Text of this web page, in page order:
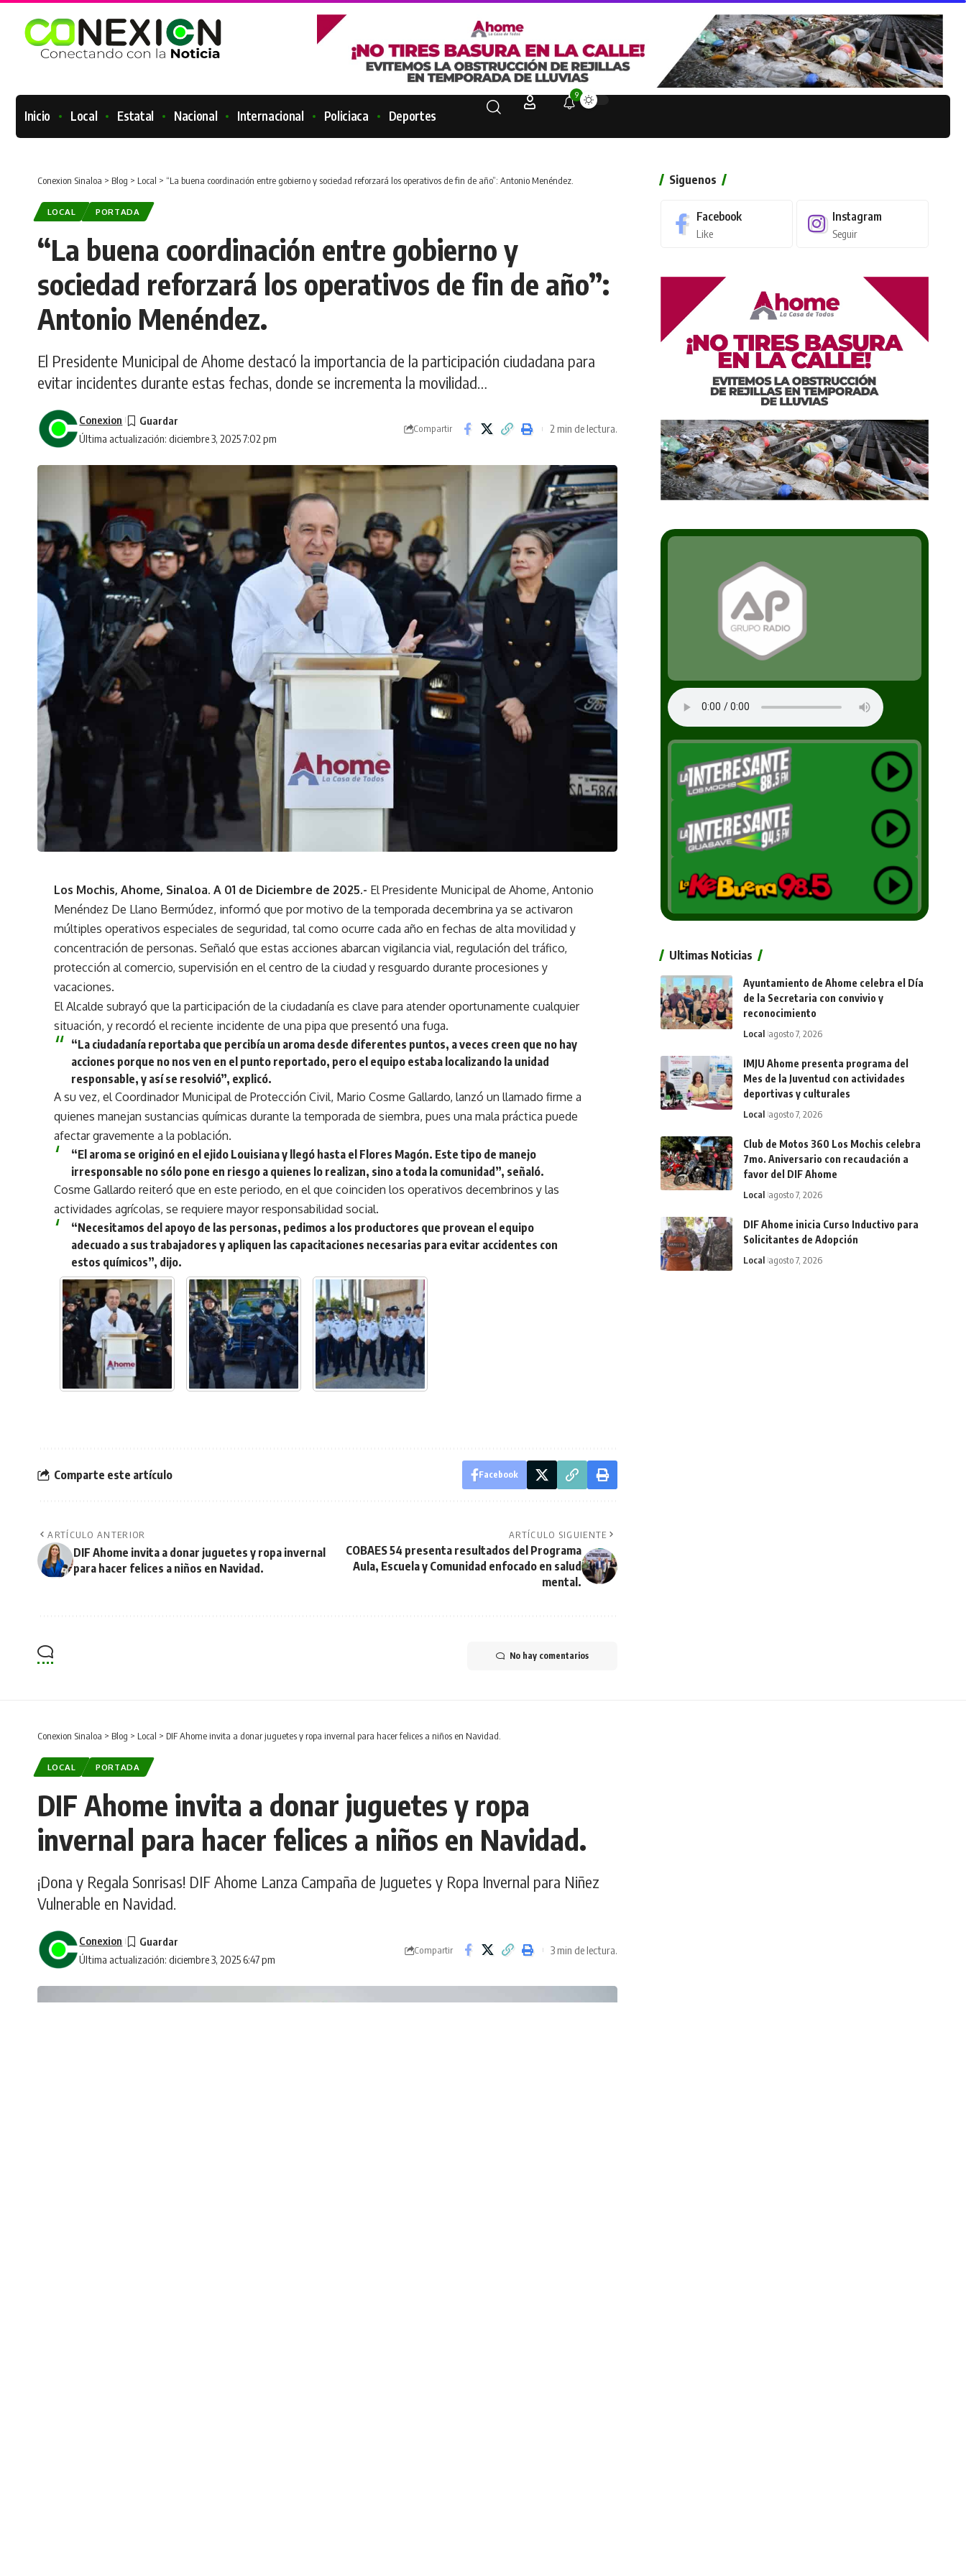
Inicio Local Estatal Nacional Internacional Policiaca Deportes
9
Conexion Sinaloa > Blog > Local > “La buena coordinación entre gobierno y sociedad reforzará los operativos de fin de año”: Antonio Menéndez.
LOCAL PORTADA
“La buena coordinación entre gobierno y
sociedad reforzará los operativos de fin de año”:
Antonio Menéndez.
El Presidente Municipal de Ahome destacó la importancia de la participación ciudadana para
evitar incidentes durante estas fechas, donde se incrementa la movilidad…
Última actualización: diciembre 3, 2025 7:02 pm
Conexion
Compartir 2 min de lectura.
Los Mochis, Ahome, Sinaloa. A 01 de Diciembre de 2025.- El Presidente Municipal de Ahome, Antonio
Menéndez De Llano Bermúdez, informó que por motivo de la temporada decembrina ya se activaron
múltiples operativos especiales de seguridad, tal como ocurre cada año en fechas de alta movilidad y
concentración de personas. Señaló que estas acciones abarcan vigilancia vial, regulación del tráfico,
protección al comercio, supervisión en el centro de la ciudad y resguardo durante procesiones y
vacaciones.
El Alcalde subrayó que la participación de la ciudadanía es clave para atender oportunamente cualquier
situación, y recordó el reciente incidente de una pipa que presentó una fuga.
“La ciudadanía reportaba que percibía un aroma desde diferentes puntos, a veces creen que no hay
acciones porque no nos ven en el punto reportado, pero el equipo estaba localizando la unidad
responsable, y así se resolvió”, explicó.
A su vez, el Coordinador Municipal de Protección Civil, Mario Cosme Gallardo, lanzó un llamado firme a
quienes manejan sustancias químicas durante la temporada de siembra, pues una mala práctica puede
afectar gravemente a la población.
“El aroma se originó en el ejido Louisiana y llegó hasta el Flores Magón. Este tipo de manejo
irresponsable no sólo pone en riesgo a quienes lo realizan, sino a toda la comunidad”, señaló.
Cosme Gallardo reiteró que en este periodo, en el que coinciden los operativos decembrinos y las
actividades agrícolas, se requiere mayor responsabilidad social.
“Necesitamos del apoyo de las personas, pedimos a los productores que provean el equipo
adecuado a sus trabajadores y apliquen las capacitaciones necesarias para evitar accidentes con
estos químicos”, dijo.
Comparte este artículo Facebook
ARTÍCULO ANTERIOR
DIF Ahome invita a donar juguetes y ropa invernal
para hacer felices a niños en Navidad.
ARTÍCULO SIGUIENTE
COBAES 54 presenta resultados del Programa
Aula, Escuela y Comunidad enfocado en salud
mental.
No hay comentarios
Siguenos
Facebook
Like
Instagram
Seguir
Ultimas Noticias
Ayuntamiento de Ahome celebra el Día
de la Secretaria con convivio y
reconocimiento
Local agosto 7, 2026
IMJU Ahome presenta programa del
Mes de la Juventud con actividades
deportivas y culturales
Local agosto 7, 2026
Club de Motos 360 Los Mochis celebra
7mo. Aniversario con recaudación a
favor del DIF Ahome
Local agosto 7, 2026
DIF Ahome inicia Curso Inductivo para
Solicitantes de Adopción
Local agosto 7, 2026
Conexion Sinaloa > Blog > Local > DIF Ahome invita a donar juguetes y ropa invernal para hacer felices a niños en Navidad.
LOCAL PORTADA
DIF Ahome invita a donar juguetes y ropa
invernal para hacer felices a niños en Navidad.
¡Dona y Regala Sonrisas! DIF Ahome Lanza Campaña de Juguetes y Ropa Invernal para Niñez
Vulnerable en Navidad.
Última actualización: diciembre 3, 2025 6:47 pm
Conexion
Compartir 3 min de lectura.